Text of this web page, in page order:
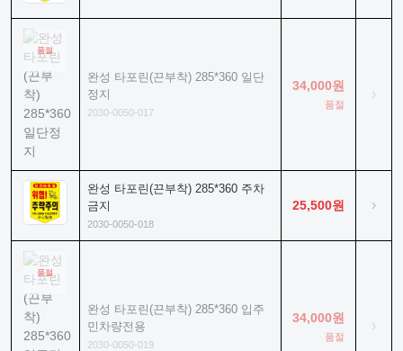
품절
완성 타포린(끈부착) 285*360 일단
정지
2030-0050-017
34,000원
품절
›
완성 타포린(끈부착) 285*360 주차
금지
2030-0050-018
25,500원 ›
품절
완성 타포린(끈부착) 285*360 입주
민차량전용
2030-0050-019
34,000원
품절
›